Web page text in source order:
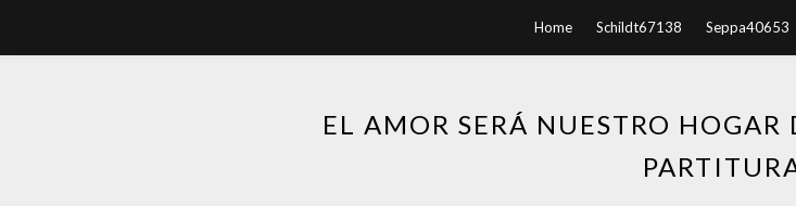
Home Schildt67138 Seppa40653
EL AMOR SERÁ NUESTRO HOGAR